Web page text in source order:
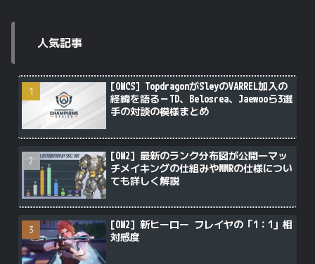
人気記事
[OWCS] TopdragonがSleyのVARREL加入の
経緯を語る－TD、Belosrea、Jaewooら3選
手の対談の模様まとめ
[OW2] 最新のランク分布図が公開―マッ
チメイキングの仕組みやMMRの仕様につい
ても詳しく解説
[OW2] 新ヒーロー フレイヤの「1：1」相
対感度